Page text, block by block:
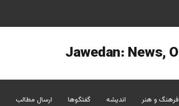
فرهنگ و هنر اندیشه گفتگوها ارسال مطالب